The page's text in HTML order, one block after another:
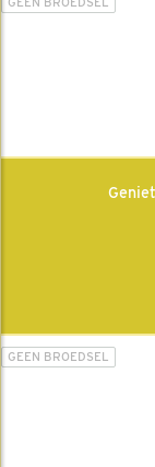
GEEN BROEDSEL